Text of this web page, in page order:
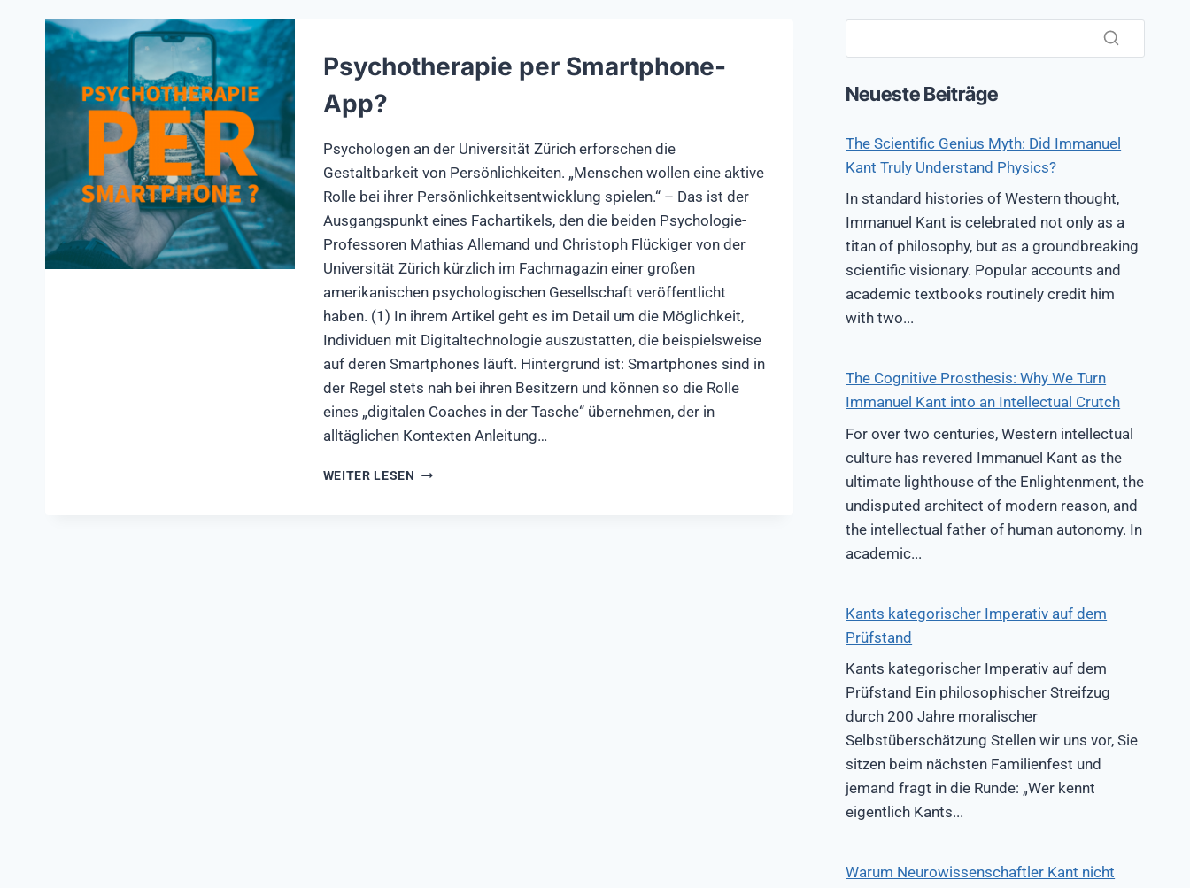
Psychotherapie per Smartphone-
App?
Psychologen an der Universität Zürich erforschen die
Gestaltbarkeit von Persönlichkeiten. „Menschen wollen eine aktive
Rolle bei ihrer Persönlichkeitsentwicklung spielen.“ – Das ist der
Ausgangspunkt eines Fachartikels, den die beiden Psychologie-
Professoren Mathias Allemand und Christoph Flückiger von der
Universität Zürich kürzlich im Fachmagazin einer großen
amerikanischen psychologischen Gesellschaft veröffentlicht
haben. (1) In ihrem Artikel geht es im Detail um die Möglichkeit,
Individuen mit Digitaltechnologie auszustatten, die beispielsweise
auf deren Smartphones läuft. Hintergrund ist: Smartphones sind in
der Regel stets nah bei ihren Besitzern und können so die Rolle
eines „digitalen Coaches in der Tasche“ übernehmen, der in
alltäglichen Kontexten Anleitung…
WEITER LESEN PSYCHOTHERAPIE
Neueste Beiträge
The Scientific Genius Myth: Did Immanuel
Kant Truly Understand Physics?
In standard histories of Western thought,
Immanuel Kant is celebrated not only as a
titan of philosophy, but as a groundbreaking
scientific visionary. Popular accounts and
academic textbooks routinely credit him
with two...
The Cognitive Prosthesis: Why We Turn
Immanuel Kant into an Intellectual Crutch
For over two centuries, Western intellectual
culture has revered Immanuel Kant as the
ultimate lighthouse of the Enlightenment, the
undisputed architect of modern reason, and
the intellectual father of human autonomy. In
academic...
Kants kategorischer Imperativ auf dem
Prüfstand
Kants kategorischer Imperativ auf dem
Prüfstand Ein philosophischer Streifzug
durch 200 Jahre moralischer
Selbstüberschätzung Stellen wir uns vor, Sie
sitzen beim nächsten Familienfest und
jemand fragt in die Runde: „Wer kennt
eigentlich Kants...
Warum Neurowissenschaftler Kant nicht